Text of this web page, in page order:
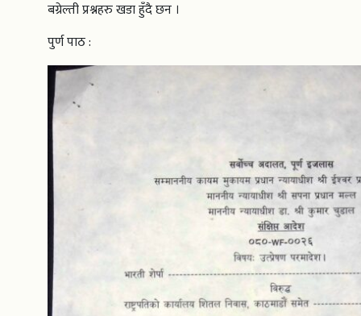
बग्रेल्ती प्रश्नहरु खडा हुँदै छन ।
पुर्ण पाठ :